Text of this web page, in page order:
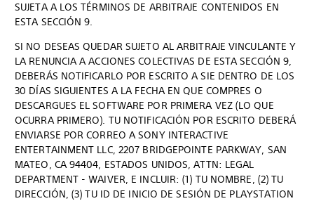
SUJETA A LOS TÉRMINOS DE ARBITRAJE CONTENIDOS EN
ESTA SECCIÓN 9.
SI NO DESEAS QUEDAR SUJETO AL ARBITRAJE VINCULANTE Y
LA RENUNCIA A ACCIONES COLECTIVAS DE ESTA SECCIÓN 9,
DEBERÁS NOTIFICARLO POR ESCRITO A SIE DENTRO DE LOS
30 DÍAS SIGUIENTES A LA FECHA EN QUE COMPRES O
DESCARGUES EL SOFTWARE POR PRIMERA VEZ (LO QUE
OCURRA PRIMERO). TU NOTIFICACIÓN POR ESCRITO DEBERÁ
ENVIARSE POR CORREO A SONY INTERACTIVE
ENTERTAINMENT LLC, 2207 BRIDGEPOINTE PARKWAY, SAN
MATEO, CA 94404, ESTADOS UNIDOS, ATTN: LEGAL
DEPARTMENT - WAIVER, E INCLUIR: (1) TU NOMBRE, (2) TU
DIRECCIÓN, (3) TU ID DE INICIO DE SESIÓN DE PLAYSTATION